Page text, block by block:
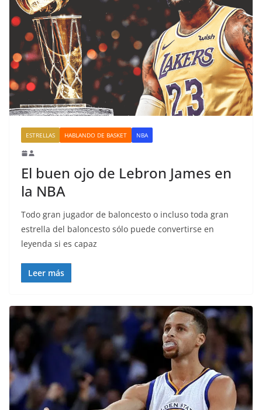
ESTRELLAS HABLANDO DE BASKET NBA
El buen ojo de Lebron James en
la NBA
Todo gran jugador de baloncesto o incluso toda gran
estrella del baloncesto sólo puede convertirse en
leyenda si es capaz
Leer más